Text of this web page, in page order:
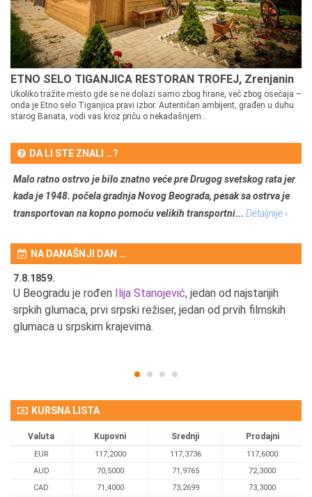
ETNO SELO TIGANJICA RESTORAN TROFEJ, Zrenjanin
Ukoliko tražite mesto gde se ne dolazi samo zbog hrane, već zbog osećaja –
onda je Etno selo Tiganjica pravi izbor. Autentičan ambijent, građen u duhu
starog Banata, vodi vas kroz priču o nekadašnjem...
DA LI STE ZNALI …?
Malo ratno ostrvo je bilo znatno veće pre Drugog svetskog rata jer
kada je 1948. počela gradnja Novog Beograda, pesak sa ostrva je
transportovan na kopno pomoću velikih transportni... Detaljnije ›
NA DANAŠNJI DAN …
7.8.1859.
U Beogradu je rođen Ilija Stanojević, jedan od najstarijih
srpkih glumaca, prvi srpski režiser, jedan od prvih filmskih
glumaca u srpskim krajevima.
KURSNA LISTA
Valuta Kupovni Srednji Prodajni
EUR 117,2000 117,3736
117,6000
AUD
70,5000 71,9765
72,3000
CAD
71,4000 73,2699 73,3000